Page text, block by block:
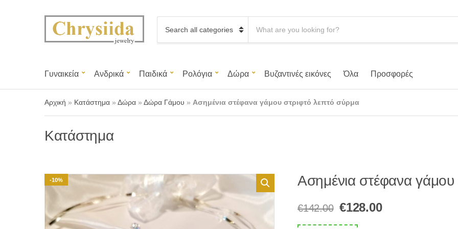
a
g
o
r
n
a
p
d
Γυναικεία Ανδρικά Παιδικά Ρολόγια Δώρα Βυζαντινές εικόνες Όλα Προσφορές
Αρχική » Κατάστημα » Δώρα » Δώρα Γάμου » Ασημένια στέφανα γάμου στριφτό λεπτό σύρμα
Κατάστημα
-10% Ασημένια στέφανα
€142.00 Original
price
€128.00Η